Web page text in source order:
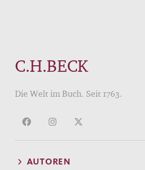
C.H.BECK
Die Welt im Buch. Seit 1763.
AUTOREN